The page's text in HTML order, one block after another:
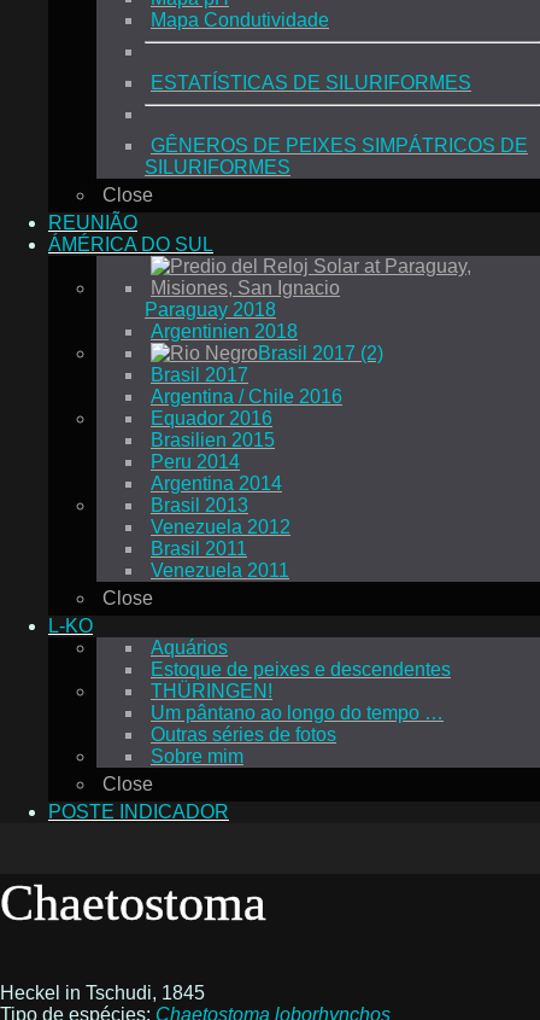
Mapa Condutividade
ESTATÍSTICAS DE SILURIFORMES
GÊNEROS DE PEIXES SIMPÁTRICOS DE
SILURIFORMES
Close
REUNIÃO
ÁMÉRICA DO SUL
Paraguay 2018
Argentinien 2018
Brasil 2017 (2)
Brasil 2017
Argentina / Chile 2016
Equador 2016
Brasilien 2015
Peru 2014
Argentina 2014
Brasil 2013
Venezuela 2012
Brasil 2011
Venezuela 2011
Close
L-KO
Aquários
Estoque de peixes e descendentes
THÜRINGEN!
Um pântano ao longo do tempo …
Outras séries de fotos
Sobre mim
Close
POSTE INDICADOR
Chaetostoma
Heckel in Tschudi, 1845
Tipo de espécies: Chaetostoma loborhynchos